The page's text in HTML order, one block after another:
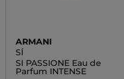
ARMANI
SÍ
SI PASSIONE Eau de
Parfum INTENSE